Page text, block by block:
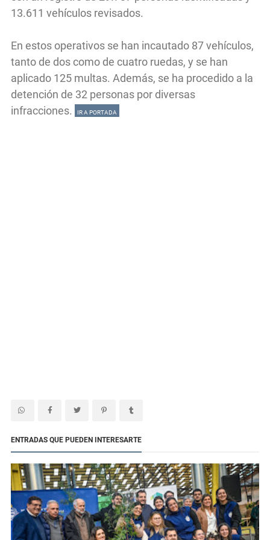
13.611 vehículos revisados.
En estos operativos se han incautado 87 vehículos,
tanto de dos como de cuatro ruedas, y se han
aplicado 125 multas. Además, se ha procedido a la
detención de 32 personas por diversas
infracciones.
IR A PORTADA
ENTRADAS QUE PUEDEN INTERESARTE